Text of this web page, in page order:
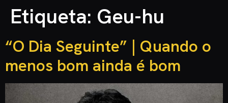
Etiqueta: Geu-hu
“O Dia Seguinte” | Quando o
menos bom ainda é bom